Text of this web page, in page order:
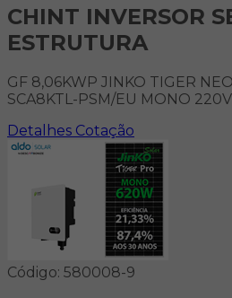
CHINT INVERSOR
ESTRUTURA
GF 8,06KWP JINKO TIGER
SCA8KTL-PSM/EU MONO 220V
Detalhes Cotação
Código: 580008-9